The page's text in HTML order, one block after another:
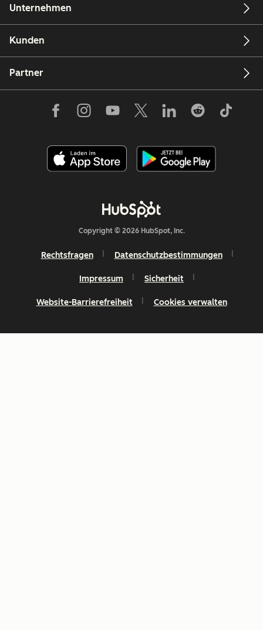
Unternehmen
Kunden
Partner
Copyright © 2026 HubSpot, Inc.
Rechtsfragen Datenschutzbestimmungen
Impressum Sicherheit
Website-Barrierefreiheit Cookies verwalten